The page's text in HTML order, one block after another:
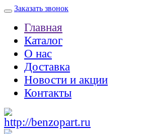
Заказать звонок
Главная
Каталог
О нас
Доставка
Новости и акции
Контакты